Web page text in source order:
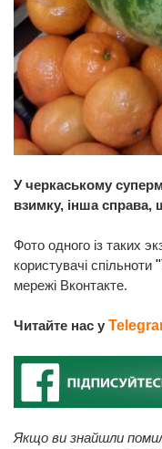
У черкаському
взимку, інша справа,
Фото одного із таких
користувачі спільноти
мережі Вконтакте.
Читайте нас у
Якщо ви знайшли